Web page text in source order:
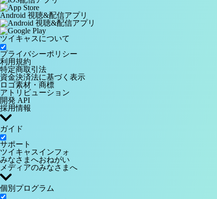
Android 視聴&配信アプリ
ツイキャスについて
プライバシーポリシー
利用規約
特定商取引法
資金決済法に基づく表示
ロゴ素材・商標
アトリビューション
開発 API
採用情報
ガイド
サポート
ツイキャスインフォ
みなさまへおねがい
メディアのみなさまへ
個別プログラム